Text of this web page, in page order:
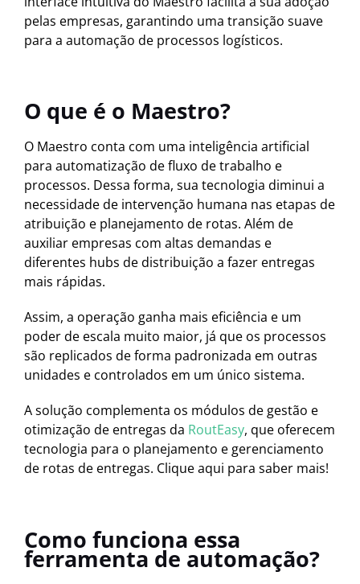
pelas empresas, garantindo uma transição suave
para a automação de processos logísticos.
O que é o Maestro?
O Maestro conta com uma inteligência artificial
para automatização de fluxo de trabalho e
processos. Dessa forma, sua tecnologia diminui a
necessidade de intervenção humana nas etapas de
atribuição e planejamento de rotas. Além de
auxiliar empresas com altas demandas e
diferentes hubs de distribuição a fazer entregas
mais rápidas.
Assim, a operação ganha mais eficiência e um
poder de escala muito maior, já que os processos
são replicados de forma padronizada em outras
unidades e controlados em um único sistema.
A solução complementa os módulos de gestão e
otimização de entregas da RoutEasy, que oferecem
tecnologia para o planejamento e gerenciamento
de rotas de entregas. Clique aqui para saber mais!
Como funciona essa
ferramenta de automação?